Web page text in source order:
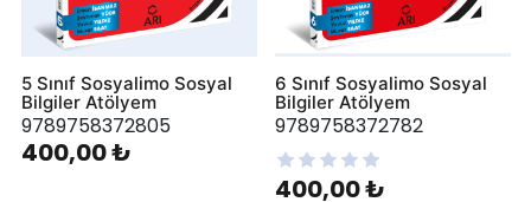
5 Sınıf Sosyalimo Sosyal
Bilgiler Atölyem
9789758372805
400,00 ₺
6 Sınıf Sosyalimo Sosyal
Bilgiler Atölyem
9789758372782
400,00 ₺